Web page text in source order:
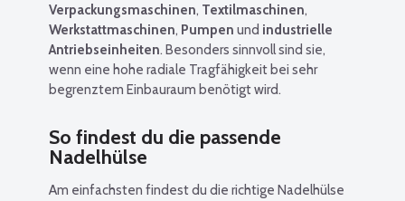
Verpackungsmaschinen, Textilmaschinen,
Werkstattmaschinen, Pumpen und industrielle
Antriebseinheiten. Besonders sinnvoll sind sie,
wenn eine hohe radiale Tragfähigkeit bei sehr
begrenztem Einbauraum benötigt wird.
So findest du die passende
Nadelhülse
Am einfachsten findest du die richtige Nadelhülse